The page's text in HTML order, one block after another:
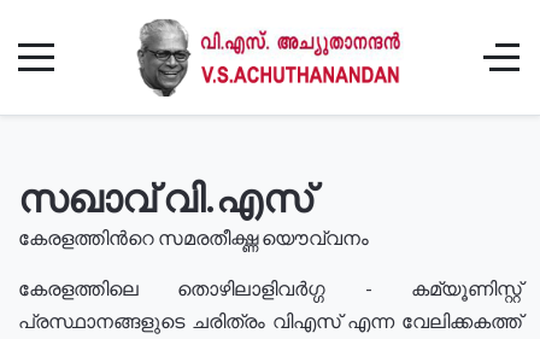
സഖാവ് വി.എസ്
കേരളത്തിൻറെ സമരതീക്ഷ്ണ യൌവ്വനം
കേരളത്തിലെ തൊഴിലാളിവർഗ്ഗ - കമ്യൂണിസ്റ്റ്
പ്രസ്ഥാനങ്ങളുടെ ചരിത്രം വിഎസ് എന്ന വേലിക്കകത്ത്